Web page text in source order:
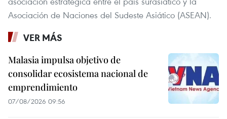
Asociación de Naciones del Sudeste Asiático (ASEAN).
VER MÁS
Malasia impulsa objetivo de
consolidar ecosistema nacional de
emprendimiento
07/08/2026 09:56